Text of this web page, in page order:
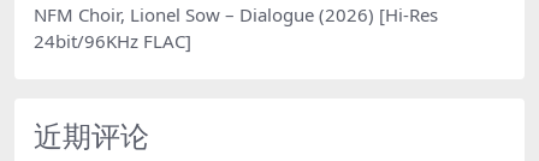
NFM Choir, Lionel Sow – Dialogue (2026) [Hi-Res
24bit/96KHz FLAC]
近期评论